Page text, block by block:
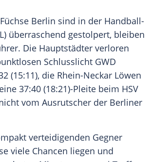
Berlin sind in der Handball-
überraschend gestolpert, bleiben
Die Hauptstädter verloren
Schlusslicht GWD
(15:11), die Rhein-Neckar Löwen
37:40 (18:21)-Pleite beim HSV
vom Ausrutscher der Berliner
verteidigenden Gegner
viele Chancen liegen und